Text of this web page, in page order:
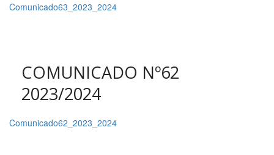
Comunicado63_2023_2024
COMUNICADO Nº62
2023/2024
Comunicado62_2023_2024